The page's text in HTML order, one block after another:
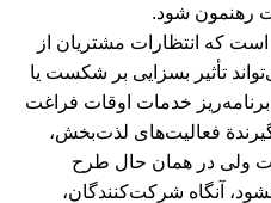
رهنمون شود.
که انتظارات مشتریان از
تأثیر بسزایی بر شکست یا
خدمات اوقات فراغت
فعالیت‌های لذت‌بخش،
ولی در همان حال طرح
آنگاه شرکت‌کنندگان،